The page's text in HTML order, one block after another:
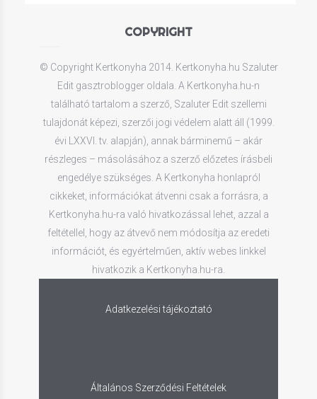
COPYRIGHT
© Copyright Kertkonyha 2014. Kertkonyha.hu Szaluter
Edit gasztroblogger oldala. A Kertkonyha.hu-n
található tartalom a szerző, Szaluter Edit szellemi
tulajdonát képezi, szerzői jogi védelem alatt áll (1999.
évi LXXVI. tv. alapján), annak bárminemű – akár
részleges – másolásához a szerző előzetes írásbeli
engedélye szükséges. A Kertkonyha honlapról
cikkeket, információkat átvenni csak a forrásra, a
Kertkonyha.hu-ra való hivatkozással lehet, azzal a
feltétellel, hogy az átvevő nem módosítja az eredeti
információt, és egyértelműen, aktív webes linkkel
hivatkozik a Kertkonyha.hu-ra.
Adatkezelési tájékoztató
Általános Szerződési Feltételek